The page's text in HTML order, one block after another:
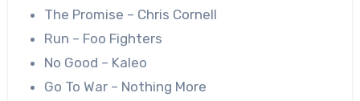
The Promise – Chris Cornell
Run – Foo Fighters
No Good – Kaleo
Go To War – Nothing More